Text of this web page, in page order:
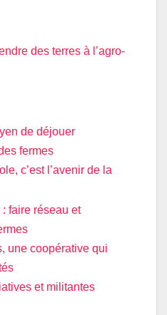
des terres à l’agro-
de déjouer
fermes
c’est l’avenir de la
faire réseau et
une coopérative qui
et militantes